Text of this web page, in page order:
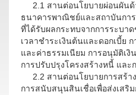
2.1 สานต่อนโยบายผ่อนผันด้
ธนาคารพาณิชย์และสถาบันกา
ที่ได้รับผลกระทบจากการระบา
เวลาชำระเงินต้นและดอกเบี้ย
และค่าธรรมเนียม การอนุมัติเงิ
การปรับปรุงโครงสร้างหนี้ แล
2.2 สานต่อนโยบายการสร้า
การสนับสนุนสินเชื่อเพื่อส่งเสริ